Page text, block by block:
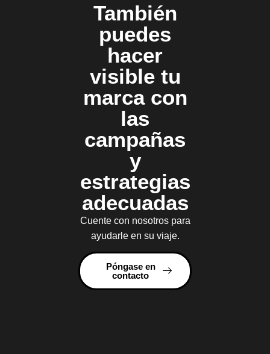
También
puedes
hacer
visible tu
marca con
las
campañas
y
estrategias
adecuadas
Cuente con nosotros para
ayudarle en su viaje.
Póngase en
contacto